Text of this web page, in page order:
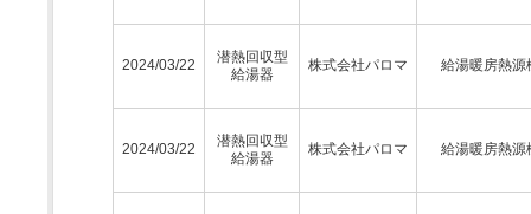
2024/03/22
潜熱回収型
給湯器
株式会社パロマ 給湯暖房熱源
2024/03/22
潜熱回収型
給湯器
株式会社パロマ 給湯暖房熱源